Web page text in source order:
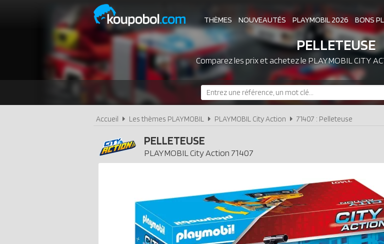
THÈMES NOUVEAUTÉS PLAYMOBIL 2026 BONS
ASSOCIATIONS DE FANS
LES
PELLETEUSE
Comparez les prix et achetez le PLAYMOBIL CITY
Accueil Les thèmes PLAYMOBIL PLAYMOBIL City Action 71407 : Pelleteuse
PELLETEUSE
PLAYMOBIL City Action 71407